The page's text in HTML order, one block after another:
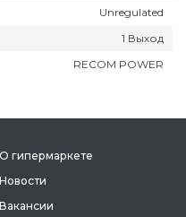
Unregulated
1 Выход
RECOM POWER
О гипермаркете
Новости
Вакансии